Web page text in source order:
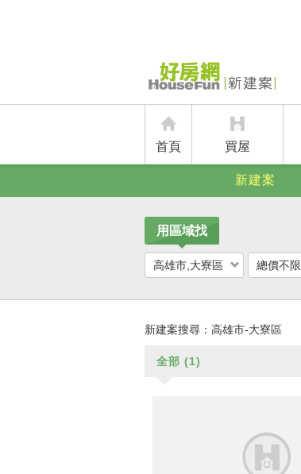
首頁 買屋
新建案
用區域找
高雄市,大寮區 總價不限
新建案搜尋： 高雄市-大寮區
全部 (1)